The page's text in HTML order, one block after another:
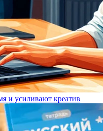
и усиливают креатив